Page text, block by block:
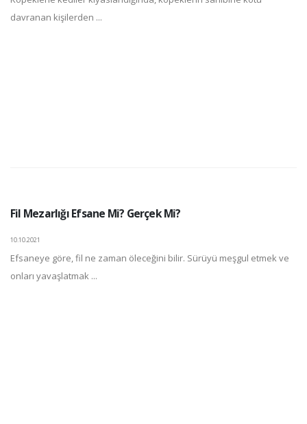
davranan kişilerden ...
Fil Mezarlığı Efsane Mi? Gerçek Mi?
10.10.2021
Efsaneye göre, fil ne zaman öleceğini bilir. Sürüyü meşgul etmek ve
onları yavaşlatmak ...